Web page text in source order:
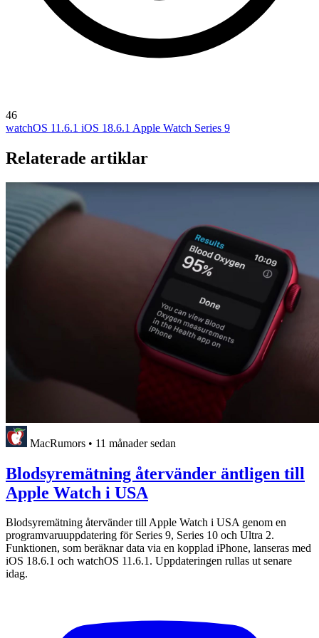
46
watchOS 11.6.1 iOS 18.6.1 Apple Watch Series 9
Relaterade artiklar
MacRumors • 11 månader sedan
Blodsyremätning återvänder äntligen till
Apple Watch i USA
Blodsyremätning återvänder till Apple Watch i USA genom en
programvaruuppdatering för Series 9, Series 10 och Ultra 2.
Funktionen, som beräknar data via en kopplad iPhone, lanseras med
iOS 18.6.1 och watchOS 11.6.1. Uppdateringen rullas ut senare
idag.